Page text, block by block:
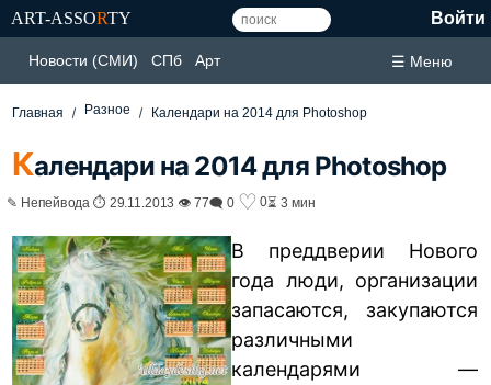
ART-ASSORTY Войти
Новости (СМИ) СПб Арт ☰ Меню
Главная Разное Календари на 2014 для Photoshop
Календари на 2014 для Photoshop
✎ Непейвода ⏱ 29.11.2013 👁 77🗨 0 ♡ 0⏳ 3 мин
В преддверии Нового
года люди, организации
запасаются, закупаются
различными
календарями —